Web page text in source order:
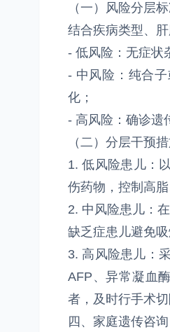
（一）风险分层
结合疾病类型、
- 低风险：无症状
- 中风险：纯合
化；
- 高风险：确诊遗
（二）分层干预
1. 低风险患儿：
伤药物，控制高脂
2. 中风险患儿：
缺乏症患儿避免
3. 高风险患儿：
AFP、异常凝血
者，及时行手术
四、家庭遗传咨